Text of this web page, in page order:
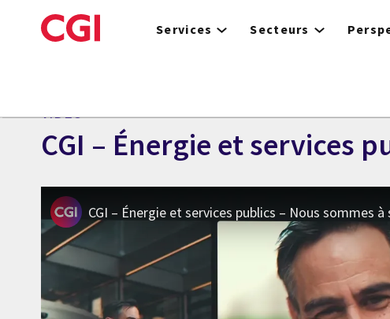
to
Services Secteurs
VIDÉO
CGI – Énergie et services
CGI – Énergie et services publics – Nous sommes